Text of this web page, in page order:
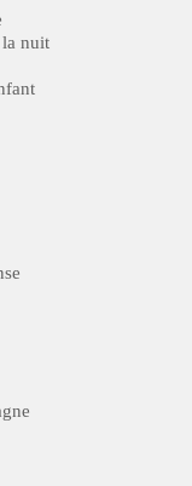
la nuit